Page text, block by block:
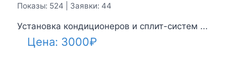
Показы: 524 | Заявки: 44
Установка кондиционеров и сплит-систем ...
Цена: 3000₽